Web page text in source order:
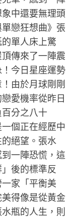
中還要無理頭
戀狂想曲》張
單人床上驚
傳來了一陣震
今日星座運勢
由於月球剛剛
愛機率從昨日
分之八十
個正在經歷中
絕望。張水
一陣恐慌，這
後的標準反
家「平衡美
得像是從黃金
瓶的人生，則